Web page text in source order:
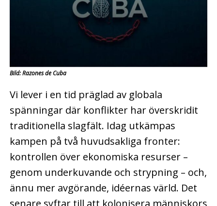
Bild: Razones de Cuba
Vi lever i en tid präglad av globala
spänningar där konflikter har överskridit
traditionella slagfält. Idag utkämpas
kampen på två huvudsakliga fronter:
kontrollen över ekonomiska resurser –
genom underkuvande och strypning – och,
ännu mer avgörande, idéernas värld. Det
senare syftar till att kolonisera människors